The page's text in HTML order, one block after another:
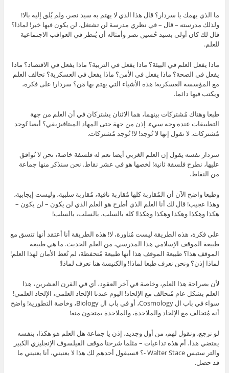
ما الذي يهمك يا سردار؟ قال هذا الذي لا يهتم به سيد نصر، ولم يُلق إليه بالا!
ولذلك مدرسته – قال – في نظري مدرسة لن تشتغل، لن يكون فيها خير! لماذا؟
قال لك كان أولى بسيد حُسين نصر وأمثاله أن يُنظر في العواقب الاجتماعية
للعلم.
ماذا يفعل العلم في البيئة؟ ماذا يفعل في التربية؟ ماذا يفعل في الاقتصاد؟ ماذا
يفعل في الصحة؟ ماذا يفعل في الأمن؟ ماذا يفعل في العسكرية؟ تحالف العلم
مع المؤسسة العسكرية! هذه الأشياء التي يهتم بها مَن؟ سردار! على فكرة،
ويكتب فيها دائما.
طبعا وهناك مُشتركات بينهما، هما الاثنان يشتركان في أن العلم من جهة
التطبيقات عنده وجه سيء. إذن من جهة حتى المهاد الميتافيزيقي؟ أيضا تُوجد
مُشتركات. لا نقول إنها لا تُوجد! لا! تُوجد مُشتركات.
سردار نفسه يقول إن العلم الغربي أيضا نعم له فلسفة خاصة، نحن لا نُوافق
عليها، نطرح فلسفة ثانية! لخصها هو في عشر نقاط. نحن سنذكر منها جماعة
من النقاط.
وطبعا واضح الآن أن المُقاربة كلها مُقاربة نافية، مُقاربة سلبية، وليست إيجابية،
وهذا عجيب! قال لك أنا العلم الذي أطرح هو العلم الذي لن يكون – لن يكون –
هكذا وهكذا وهكذا وهكذا وهكذا! كله بالسلب، بالسلب، بالسلب!
على فكرة، هذه الطريقة ليست مُناورة، لا! هذه الطريقة أنا أعتقد أنها تتسق مع
طبيعة الموقف الإسلامي هذا المدرسي، من العلم الحديث. ما هي طبيعة
الموقف هذا؟ طبيعة الموقف هذا أنها طبيعة مُتحفظة، لم تُعط الأمان لهذا العلم!
لماذا إذن؟ ونحن نعرف طبعا لماذا! والكنيسة هنا تعرف لماذا!
لأن بصراحة هذا العلم، وخاصة في آخر العقود، أي في القرن العشرين، هذا
العلم بشكل عام مُتحالف مع الإلحاد! اليوم عندنا الإلحاد العلمي، الإلحاد العلمي!
سواء في باب ال Cosmology، أو في باب ال Biology، وخاصة التطورية! واضح
أنه مُتحالف مع الإلحاد والملاحدة، والملاحدة يمتحون منه!
لو نرجع، ونقول لهم، من أول وجديد، إذن يا جماعة هل العلم هو هكذا، بنفسه
يقتضي هذا، أم هذه تداعيات – مثلما شرحنا موقف الفيلسوف الإنجليزي الكبير
والتر ستيس Walter Stace -؟ فسيقول أحدهم لك هذا لا يعنيني، أنا يعنيني ما
قد حصل.